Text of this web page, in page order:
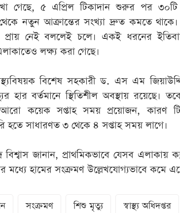
গেছে, ৫ এপ্রিল টিকাদান শুরুর পর
নতুন আক্রান্তের সংখ্যা দ্রুত কমতে
প্রায় নেই বললেই চলে। একই ধরনের
লক্ষ্য করা গেছে।
বিশেষ সহকারী ড. এস এম
হার বর্তমানে স্থিতিশীল অবস্থায় রয়েছে।
কয়েক সপ্তাহ সময় প্রয়োজন, কারণ
হতে সাধারণত ৩ থেকে ৪ সপ্তাহ সময় লাগে।
বিশ্বাস জানান, প্রাথমিকভাবে যেসব এলাকায়
মধ্যে হামের সংক্রমণ উল্লেখযোগ্যভাবে কমে
সংক্রমণ শিশু মৃত্যু স্বাস্থ্য অধিদপ্তর